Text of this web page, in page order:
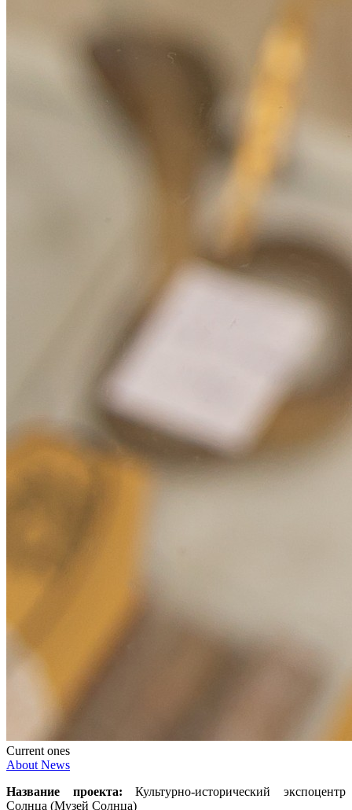
Current ones
About News
Название проекта: Культурно-исторический экспоцентр
Солнца (Музей Солнца)